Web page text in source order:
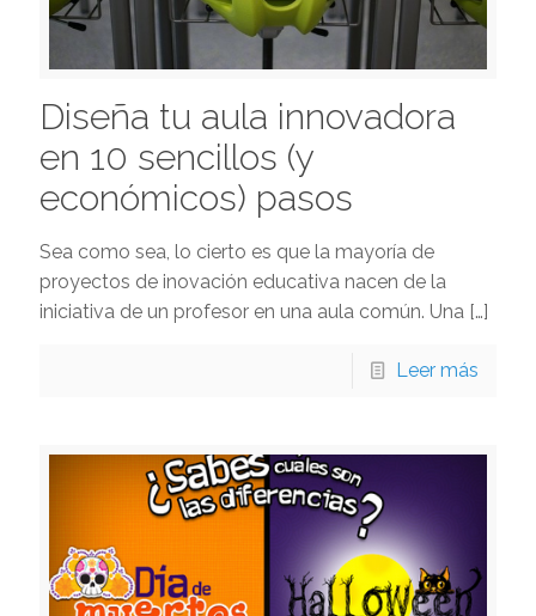
Diseña tu aula innovadora
en 10 sencillos (y
económicos) pasos
Sea como sea, lo cierto es que la mayoría de
proyectos de inovación educativa nacen de la
iniciativa de un profesor en una aula común. Una […]
Leer más